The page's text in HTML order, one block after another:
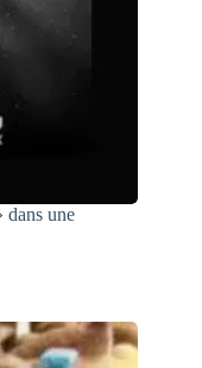
dans une